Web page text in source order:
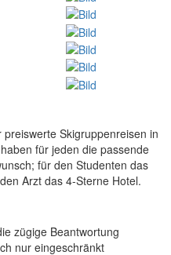
Skigruppenreisen in
für jeden die passende
für den Studenten das
Arzt das 4-Sterne Hotel.
zügige Beantwortung
nur eingeschränkt